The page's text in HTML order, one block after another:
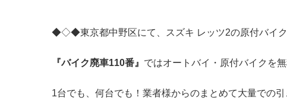
◆◇◆東京都中野区にて、スズキ レッツ2の原付バイ
『バイク廃車110番』 ではオートバイ・原付バイクを
1台でも、何台でも！業者様からのまとめて大量での